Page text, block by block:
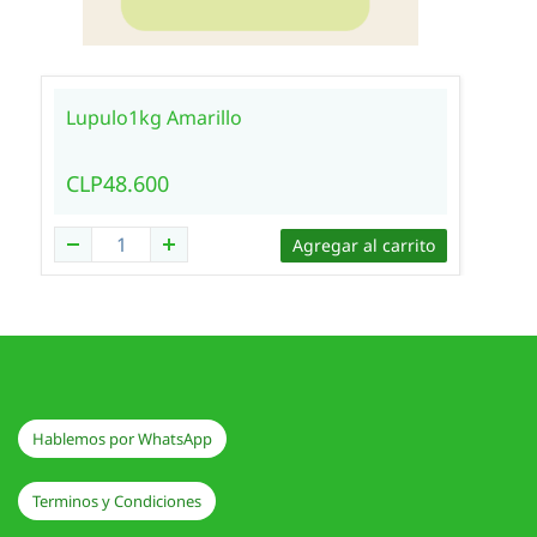
Lupulo1kg Amarillo
CLP48.600
Agregar al carrito
Hablemos por WhatsApp
Terminos y Condiciones